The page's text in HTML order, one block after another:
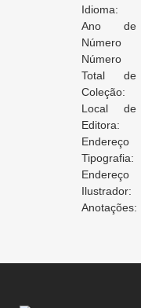
Tradução:
Idioma:
Ano de
Edição:Número
da Edição:
Número
do Volume:
Total de
Volumes:
Coleção:
Local de
Edição:Editora:
Endereço
da Editora:
Tipografia:
Endereço
da Tipografia:
Ilustrador:
Anotações: